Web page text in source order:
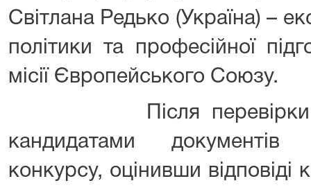
Світлана Редько (Україна) –
політики та професійної
місії Європейського Союзу.
Після перевірки
кандидатами
конкурсу, оцінивши відповіді